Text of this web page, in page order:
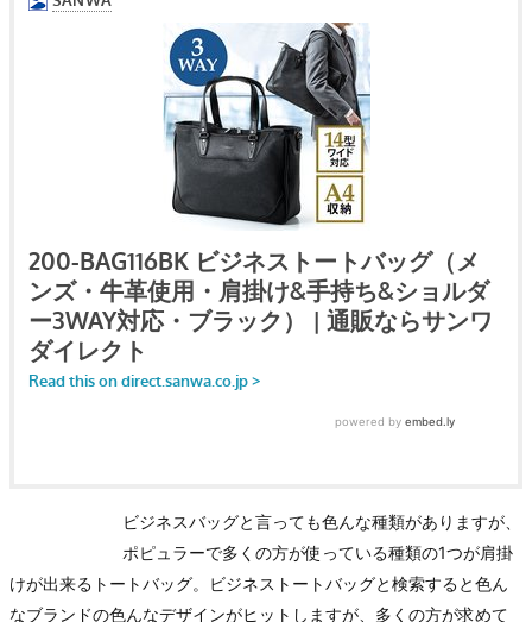
ビジネスバッグと言っても色んな種類がありますが、
ポピュラーで多くの方が使っている種類の1つが肩掛
けが出来るトートバッグ。ビジネストートバッグと検索すると色ん
なブランドの色んなデザインがヒットしますが、多くの方が求めて